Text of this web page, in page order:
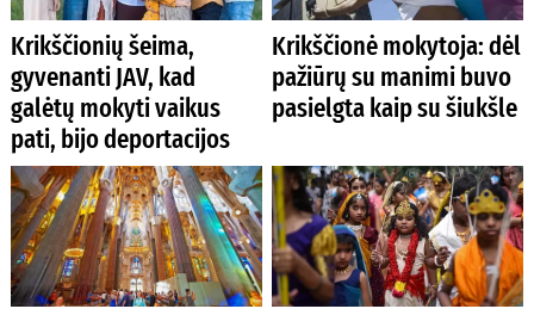
Krikščionių šeima,
gyvenanti JAV, kad
galėtų mokyti vaikus
pati, bijo deportacijos
Krikščionė mokytoja: dėl
pažiūrų su manimi buvo
pasielgta kaip su šiukšle